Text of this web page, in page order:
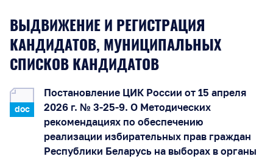
ВЫДВИЖЕНИЕ И РЕГИСТРАЦИЯ
КАНДИДАТОВ, МУНИЦИПАЛЬНЫХ
СПИСКОВ КАНДИДАТОВ
doc
Постановление ЦИК России от 15 апреля
2026 г. № 3-25-9. О Методических
рекомендациях по обеспечению
реализации избирательных прав граждан
Республики Беларусь на выборах в органы